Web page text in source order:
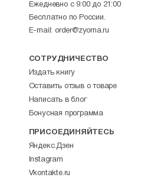
Ежедневно с 9:00 до 21:00
Бесплатно по России.
E-mail: order@zyorna.ru
СОТРУДНИЧЕСТВО
Издать книгу
Оставить отзыв о товаре
Написать в блог
Бонусная программа
ПРИСОЕДИНЯЙТЕСЬ
Яндекс.Дзен
Instagram
Vkontakte.ru